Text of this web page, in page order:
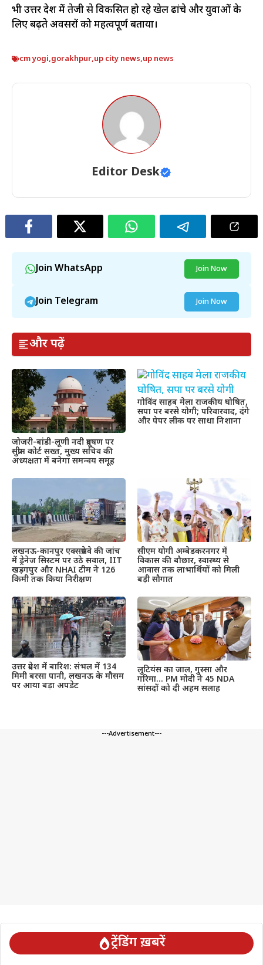
भी उत्तर प्रदेश में तेजी से विकसित हो रहे खेल ढांचे और युवाओं के
लिए बढ़ते अवसरों को महत्वपूर्ण बताया।
cm yogi,gorakhpur,up city news,up news
Editor Desk
Join WhatsApp Join Now
Join Telegram Join Now
और पढ़ें
जोजरी-बांडी-लूणी नदी प्रदूषण पर
सुप्रीम कोर्ट सख्त, मुख्य सचिव की
अध्यक्षता में बनेगा समन्वय समूह
गोविंद साहब मेला राजकीय घोषित,
सपा पर बरसे योगी; परिवारवाद, दंगे
और पेपर लीक पर साधा निशाना
लखनऊ-कानपुर एक्सप्रेसवे की जांच
में ड्रेनेज सिस्टम पर उठे सवाल, IIT
खड़गपुर और NHAI टीम ने 126
किमी तक किया निरीक्षण
सीएम योगी अम्बेडकरनगर में
विकास की बौछार, स्वास्थ्य से
आवास तक लाभार्थियों को मिली
बड़ी सौगात
उत्तर प्रदेश में बारिश: संभल में 134
मिमी बरसा पानी, लखनऊ के मौसम
पर आया बड़ा अपडेट
लुटियंस का जाल, गुस्सा और
गरिमा… PM मोदी ने 45 NDA
सांसदों को दी अहम सलाह
---Advertisement---
ट्रेंडिंग ख़बरें